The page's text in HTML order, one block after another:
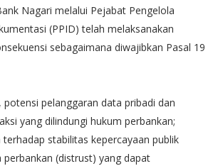
Nagari melalui Pejabat Pengelola
(PPID) telah melaksanakan
sebagaimana diwajibkan Pasal 19
potensi pelanggaran data pribadi dan
yang dilindungi hukum perbankan;
stabilitas kepercayaan publik
(distrust) yang dapat